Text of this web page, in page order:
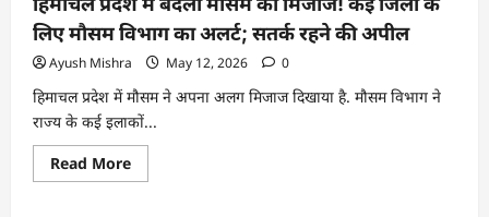
लिए मौसम विभाग का अलर्ट; सतर्क रहने की अपील
Ayush Mishra May 12, 2026 0
हिमाचल प्रदेश में मौसम ने अपना अलग मिजाज दिखाया है. मौसम विभाग ने
राज्य के कई इलाकों...
Read More